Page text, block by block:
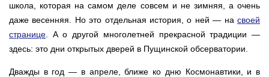
школа, которая на самом деле совсем и не зимняя, а очень
даже весенняя. Но это отдельная история, о ней — на своей
странице . А о другой многолетней прекрасной традиции —
здесь: это дни открытых дверей в Пущинской обсерватории.
Дважды в год — в апреле, ближе ко дню Космонавтики, и в